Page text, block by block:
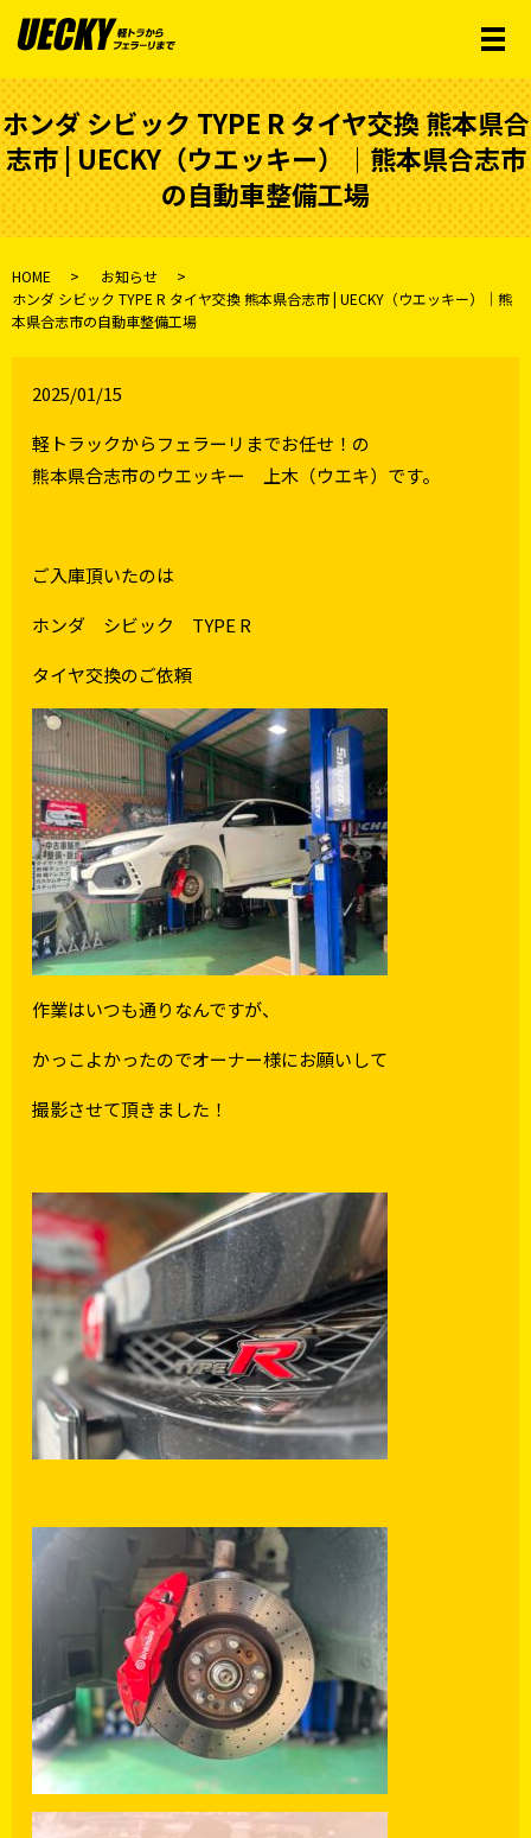
メ
ホンダ シビック TYPE R タイヤ交換 熊本県合
志市 | UECKY（ウエッキー）│熊本県合志市
の自動車整備工場
HOME
お知らせ
ホンダ シビック TYPE R タイヤ交換 熊本県合志市 | UECKY（ウエッキー）│熊
本県合志市の自動車整備工場
2025/01/15
軽トラックからフェラーリまでお任せ！の
熊本県合志市のウエッキー 上木（ウエキ）です。
ご入庫頂いたのは
ホンダ シビック TYPE R
タイヤ交換のご依頼
作業はいつも通りなんですが、
かっこよかったのでオーナー様にお願いして
撮影させて頂きました！